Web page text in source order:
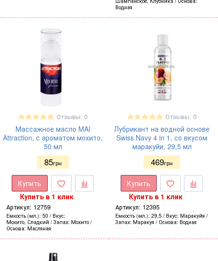
Водная
Отзывы: 0
Массажное масло MAI
Attraction, с ароматом мохито,
50 мл
85грн
Купить
Купить в 1 клик
Артикул: 12759
Емкость (мл.) 50
Вкус
Мохито, Сладкий
Запах Мохито
Основа Масляная
Отзывы: 0
Лубрикант на водной основе
Swiss Navy 4 in 1, со вкусом
маракуйи, 29,5 мл
469грн
Купить
Купить в 1 клик
Артикул: 12395
Емкость (мл.) 29,5 Вкус Маракуйя
Запах Маракуя Основа Водная